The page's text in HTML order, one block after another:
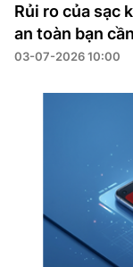
Rủi ro của sạc
an toàn bạn
03-07-2026 10:00